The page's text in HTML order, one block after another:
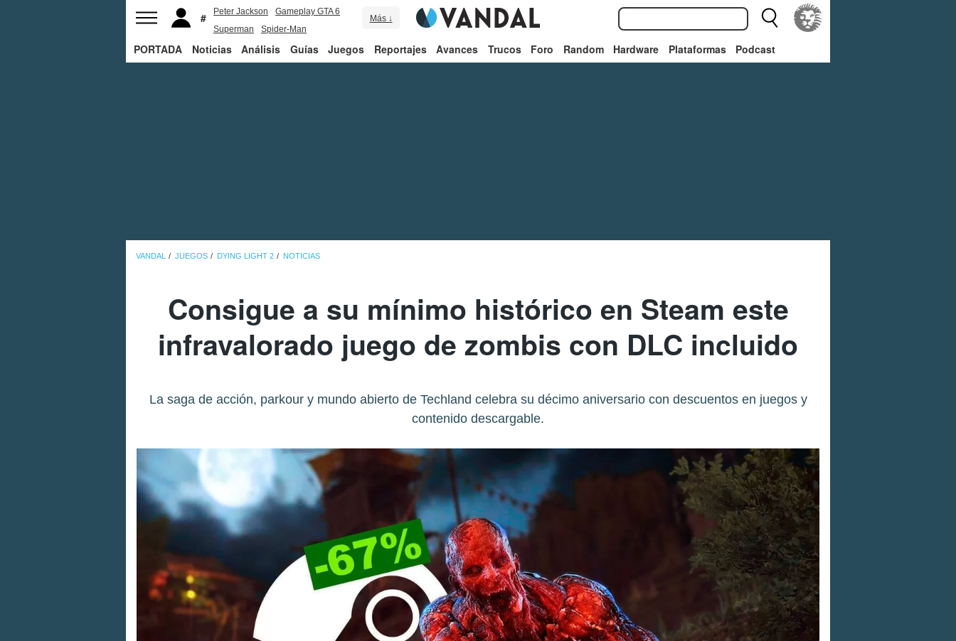
Peter Jackson
Gameplay GTA 6
Superman
Spider-Man
Más ↓
PORTADA Noticias Análisis Guías Juegos Reportajes Avances Trucos Foro Random Hardware Plataformas Podcast
VANDAL JUEGOS DYING LIGHT 2 NOTICIAS
Consigue a su mínimo histórico en Steam este
infravalorado juego de zombis con DLC incluido
La saga de acción, parkour y mundo abierto de Techland celebra su décimo aniversario con descuentos en juegos y
contenido descargable.